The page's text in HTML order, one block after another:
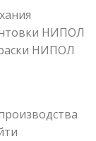
НИПОЛ
НИПОЛ